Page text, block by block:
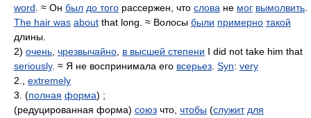
word . ≈ Он был до того рассержен, что слова не мог вымолвить
The hair was about that long. ≈ Волосы были примерно такой
длины.
2) очень чрезвычайно в высшей степени I did not take him that
seriously. ≈ Я не воспринимала его всерьез Syn: very
2., extremely
3. (полная форма) ;
(редуцированная форма) союз что, чтобы (служит для